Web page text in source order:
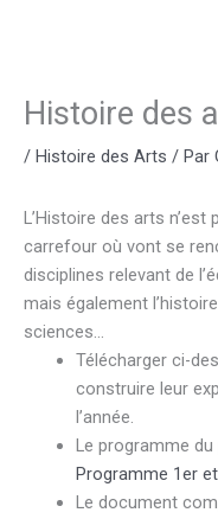
Histoire des
/ Histoire des Arts / Par
L’Histoire des arts
carrefour où vont se
disciplines relevant de
mais également
sciences…
Télécharger ci-
construire leur
l’année.
Le programme
Programme 1er
Le document